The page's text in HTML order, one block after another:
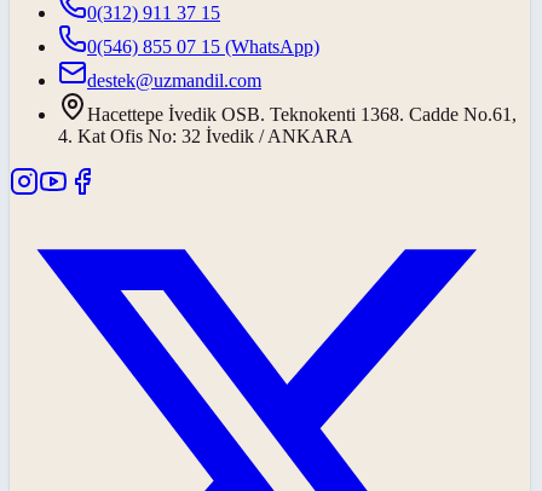
0(312) 911 37 15
0(546) 855 07 15 (WhatsApp)
destek@uzmandil.com
Hacettepe İvedik OSB. Teknokenti 1368. Cadde No.61,
4. Kat Ofis No: 32 İvedik / ANKARA